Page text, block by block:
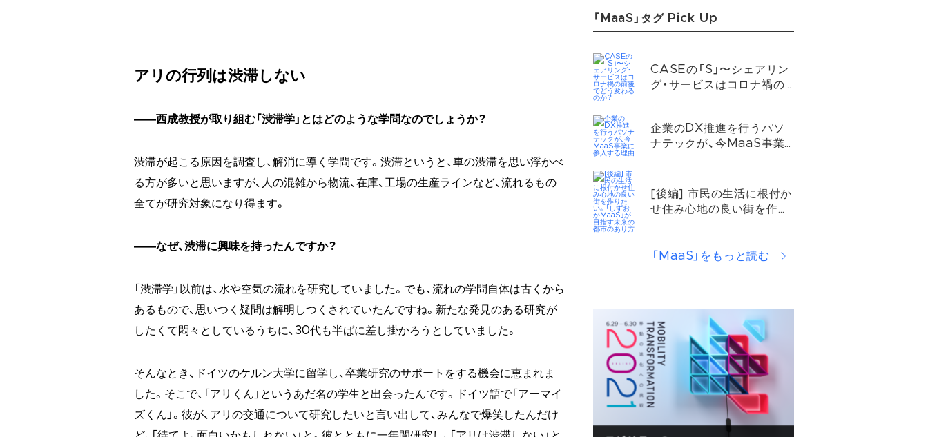
アリの行列は渋滞しない
――西成教授が取り組む「渋滞学」とはどのような学問なのでしょうか？
渋滞が起こる原因を調査し、解消に導く学問です。渋滞というと、車の渋滞を思い浮かべ
る方が多いと思いますが、人の混雑から物流、在庫、工場の生産ラインなど、流れるもの
全てが研究対象になり得ます。
――なぜ、渋滞に興味を持ったんですか？
「渋滞学」以前は、水や空気の流れを研究していました。でも、流れの学問自体は古くから
あるもので、思いつく疑問は解明しつくされていたんですね。新たな発見のある研究が
したくて悶々としているうちに、30代も半ばに差し掛かろうとしていました。
そんなとき、ドイツのケルン大学に留学し、卒業研究のサポートをする機会に恵まれま
した。そこで、「アリくん」というあだ名の学生と出会ったんです。ドイツ語で「アーマイ
ズくん」。彼が、アリの交通について研究したいと言い出して、みんなで爆笑したんだけ
「MaaS」タグ Pick Up
CASEの「S」〜シェアリン
グ・サービスはコロナ禍の
企業のDX推進を行うパソ
ナテックが、今MaaS事業
[後編] 市民の生活に根付か
せ住み心地の良い街を作り
「MaaS」をもっと読む